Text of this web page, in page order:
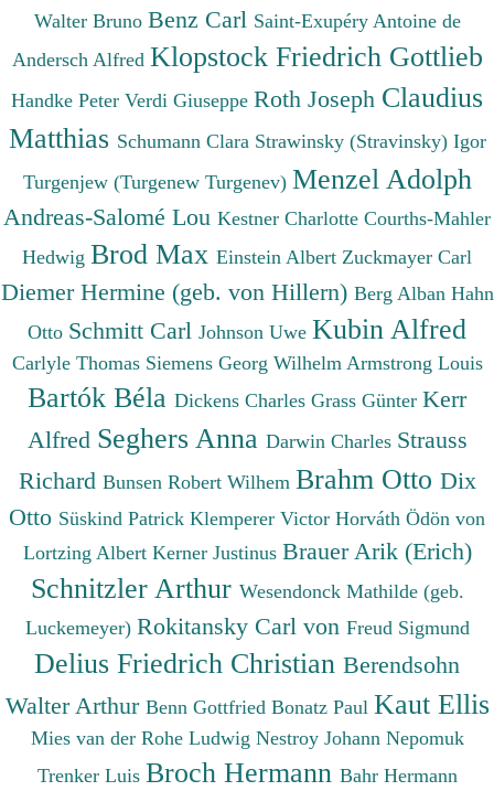
Walter Bruno Benz Carl Saint-Exupéry Antoine de
Andersch Alfred Klopstock Friedrich Gottlieb
Handke Peter Verdi Giuseppe Roth Joseph Claudius
Matthias Schumann Clara Strawinsky (Stravinsky) Igor
Turgenjew (Turgenew Turgenev) Menzel Adolph
Andreas-Salomé Lou Kestner Charlotte Courths-Mahler
Hedwig Brod Max Einstein Albert Zuckmayer Carl
Diemer Hermine (geb. von Hillern) Berg Alban Hahn
Otto Schmitt Carl Johnson Uwe Kubin Alfred
Carlyle Thomas Siemens Georg Wilhelm Armstrong Louis
Bartók Béla Dickens Charles Grass Günter Kerr
Alfred Seghers Anna Darwin Charles Strauss
Richard Bunsen Robert Wilhem Brahm Otto Dix
Otto Süskind Patrick Klemperer Victor Horváth Ödön von
Lortzing Albert Kerner Justinus Brauer Arik (Erich)
Schnitzler Arthur Wesendonck Mathilde (geb.
Luckemeyer) Rokitansky Carl von Freud Sigmund
Delius Friedrich Christian Berendsohn
Walter Arthur Benn Gottfried Bonatz Paul Kaut Ellis
Mies van der Rohe Ludwig Nestroy Johann Nepomuk
Trenker Luis Broch Hermann Bahr Hermann